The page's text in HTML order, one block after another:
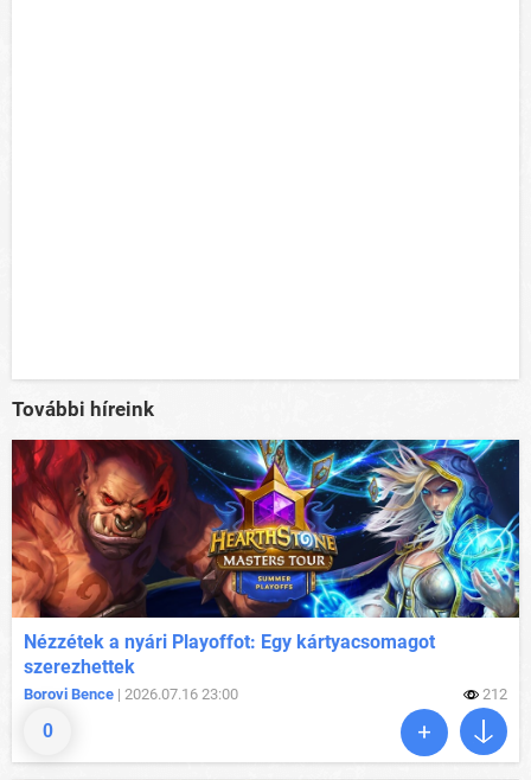
További híreink
0
Nézzétek a nyári Playoffot: Egy kártyacsomagot
szerezhettek
Borovi Bence | 2026.07.16 23:00 212